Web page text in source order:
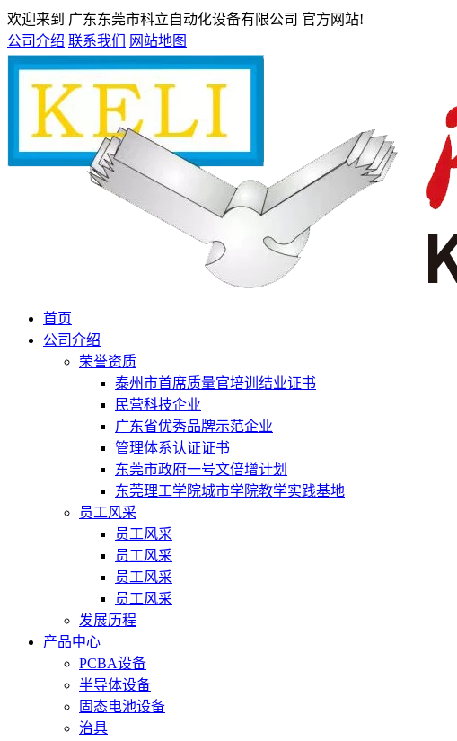
欢迎来到 广东东莞市科立自动化设备有限公司 官方网站!
公司介绍 联系我们 网站地图
首页
公司介绍
荣誉资质
泰州市首席质量官培训结业证书
民营科技企业
广东省优秀品牌示范企业
管理体系认证证书
东莞市政府一号文倍增计划
东莞理工学院城市学院教学实践基地
员工风采
员工风采
员工风采
员工风采
员工风采
发展历程
产品中心
PCBA设备
半导体设备
固态电池设备
治具